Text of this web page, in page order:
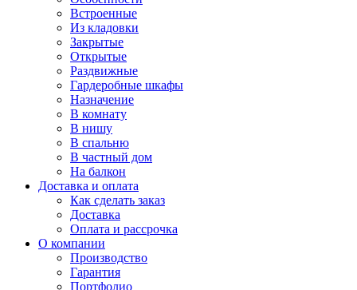
Встроенные
Из кладовки
Закрытые
Открытые
Раздвижные
Гардеробные шкафы
Назначение
В комнату
В нишу
В спальню
В частный дом
На балкон
Доставка и оплата
Как сделать заказ
Доставка
Оплата и рассрочка
О компании
Производство
Гарантия
Портфолио